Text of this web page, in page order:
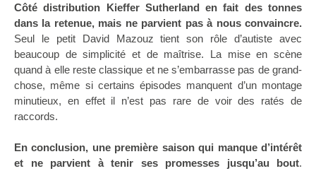
Côté distribution Kieffer Sutherland en fait des tonnes
dans la retenue, mais ne parvient pas à nous convaincre.
Seul le petit David Mazouz tient son rôle d’autiste avec
beaucoup de simplicité et de maîtrise. La mise en scène
quand à elle reste classique et ne s’embarrasse pas de grand-
chose, même si certains épisodes manquent d’un montage
minutieux, en effet il n’est pas rare de voir des ratés de
raccords.
En conclusion, une première saison qui manque d’intérêt
et ne parvient à tenir ses promesses jusqu’au bout.